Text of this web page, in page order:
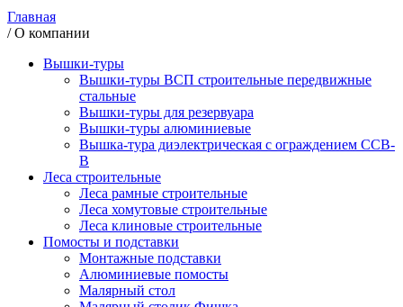
Главная
/О компании
Вышки-туры
Вышки-туры ВСП строительные передвижные
стальные
Вышки-туры для резервуара
Вышки-туры алюминиевые
Вышка-тура диэлектрическая с ограждением ССВ-
В
Леса строительные
Леса рамные строительные
Леса хомутовые строительные
Леса клиновые строительные
Помосты и подставки
Монтажные подставки
Алюминиевые помосты
Малярный стол